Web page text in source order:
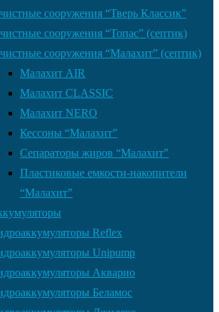
сооружения “Тверь Классик”
сооружения “Топас” (септик)
сооружения “Малахит” (септик)
Малахит AIR
Малахит CLASSIC
Малахит NERO
Кессоны “Малахит”
Сепараторы жиров “Малахит”
Пластиковые емкости-накопители
“Малахит”
Reflex
Unipump
Акварио
Беламос